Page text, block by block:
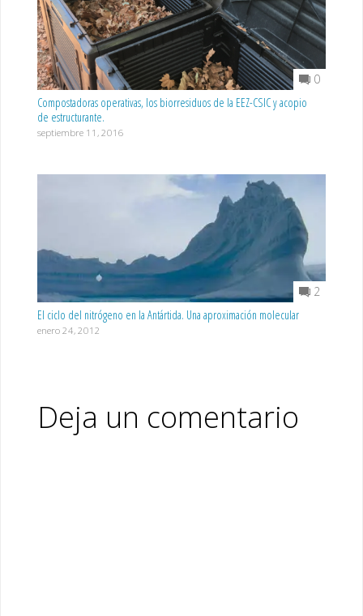
0
Compostadoras operativas, los biorresiduos de la EEZ-CSIC y acopio
de estructurante.
septiembre 11, 2016
2
El ciclo del nitrógeno en la Antártida. Una aproximación molecular
enero 24, 2012
Deja un comentario